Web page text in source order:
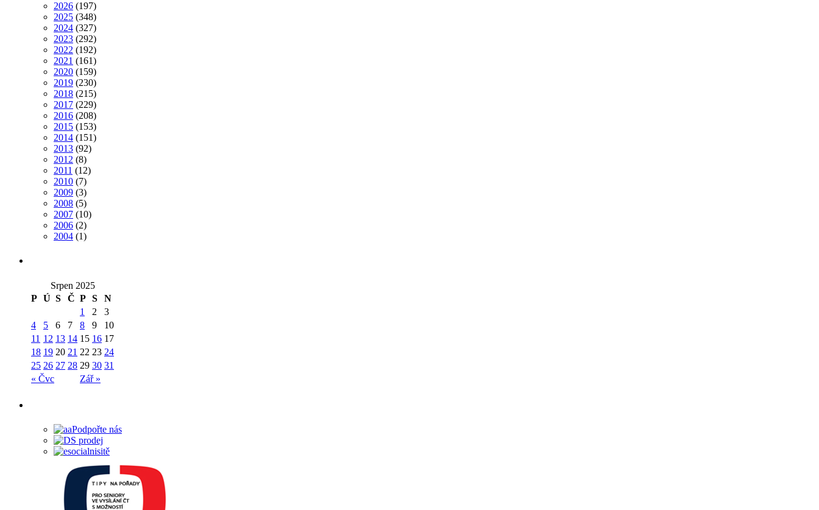
2026 (197)
2025 (348)
2024 (327)
2023 (292)
2022 (192)
2021 (161)
2020 (159)
2019 (230)
2018 (215)
2017 (229)
2016 (208)
2015 (153)
2014 (151)
2013 (92)
2012 (8)
2011 (12)
2010 (7)
2009 (3)
2008 (5)
2007 (10)
2006 (2)
2004 (1)
Srpen 2025
P Ú S Č P S N
« Čvc Zář »
1 2
3
4
5 6 7 8 9
10
11 12 13 14 15 16 17
18 19 20 21 22 23 24
25 26 27 28 29 30 31